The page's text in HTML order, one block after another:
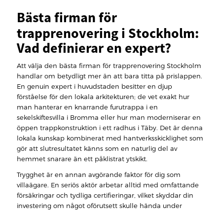
Bästa firman för
trapprenovering i Stockholm:
Vad definierar en expert?
Att välja den bästa firman för trapprenovering Stockholm
handlar om betydligt mer än att bara titta på prislappen.
En genuin expert i huvudstaden besitter en djup
förståelse för den lokala arkitekturen; de vet exakt hur
man hanterar en knarrande furutrappa i en
sekelskiftesvilla i Bromma eller hur man moderniserar en
öppen trappkonstruktion i ett radhus i Täby. Det är denna
lokala kunskap kombinerat med hantverksskicklighet som
gör att slutresultatet känns som en naturlig del av
hemmet snarare än ett påklistrat ytskikt.
Trygghet är en annan avgörande faktor för dig som
villaägare. En seriös aktör arbetar alltid med omfattande
försäkringar och tydliga certifieringar, vilket skyddar din
investering om något oförutsett skulle hända under